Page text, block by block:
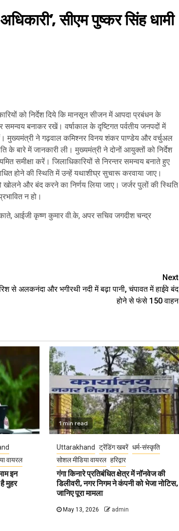
सीएम पुष्कर सिंह धामी
को निर्देश दिये कि मानसून सीजन में आपदा प्रबंधन के
समन्वय बनाकर रखें। वर्षाकाल के दृष्टिगत पर्वतीय जनपदों में
मुख्यमंत्री ने गढ़वाल कमिश्नर विनय शंकर पाण्डेय और वर्चुअल
बारे में जानकारी ली। मुख्यमंत्री ने दोनों आयुक्तों को निर्देश
समीक्षा करें। जिलाधिकारियों से निरन्तर समन्वय बनाते हुए
होने की स्थिति में उन्हें यथाशीघ्र सुचारू करवाया जाए।
खोलने और बंद करने का निर्णय लिया जाए। जर्जर पुलों की स्थिति
न हो।
आईजी कृष्ण कुमार वी.के, अपर सचिव जगदीश चन्द्र
Next
से अलकनंदा और भगीरथी नदी में बढ़ा पानी, चंपावत में हाईवे बंद
होने से फंसे 150 वाहन
वायरल
इन
मुहर
1 min read
Uttarakhand ट्रेंडिंग खबरें धर्म-संस्कृति
सोशल मीडिया वायरल हरिद्वार
गंगा किनारे प्रतिबंधित क्षेत्र में नॉनवेज की
डिलीवरी, नगर निगम ने कंपनी को भेजा नोटिस,
जानिए पूरा मामला
May 13, 2026 admin